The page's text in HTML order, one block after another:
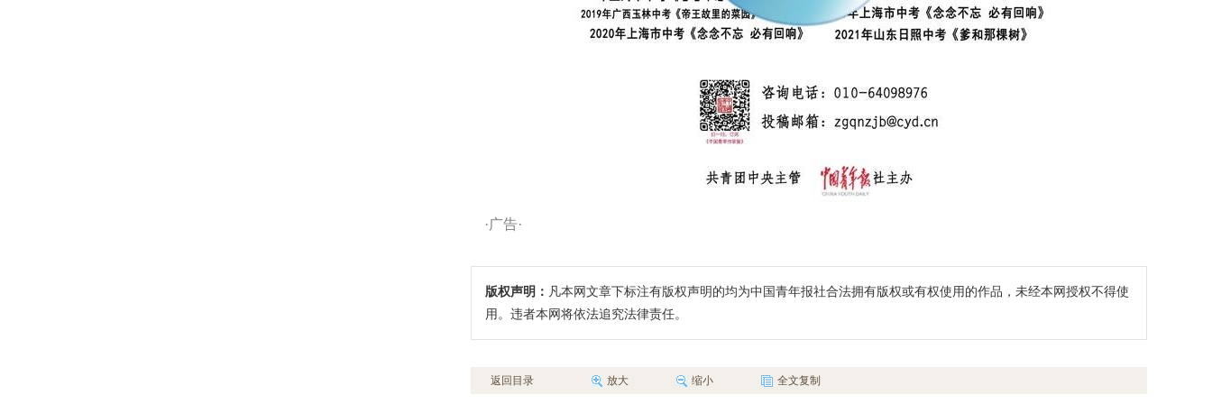
·广告·
版权声明： 凡本网文章下标注有版权声明的均为中国青年报社合法拥有版权或有权使用的作品，未经本网授权不得使
用。违者本网将依法追究法律责任。
返回目录 放大 缩小 全文复制